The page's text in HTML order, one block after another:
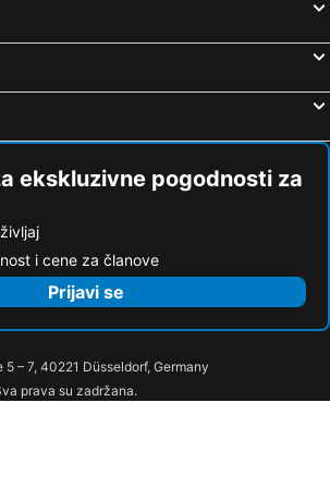
ekskluzivne pogodnosti za
i cene za članove
Prijavi se
5 – 7, 40221 Düsseldorf, Germany
prava su zadržana.